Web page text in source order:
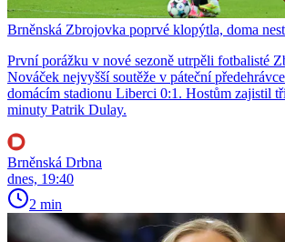
Brněnská Zbrojovka poprvé klopýtla, doma
První porážku v nové sezoně utrpěli fotbalisté
Nováček nejvyšší soutěže v páteční
domácím stadionu Liberci 0:1. Hostům zajistil
minuty Patrik Dulay.
Brněnská Drbna
dnes, 19:40
2 min